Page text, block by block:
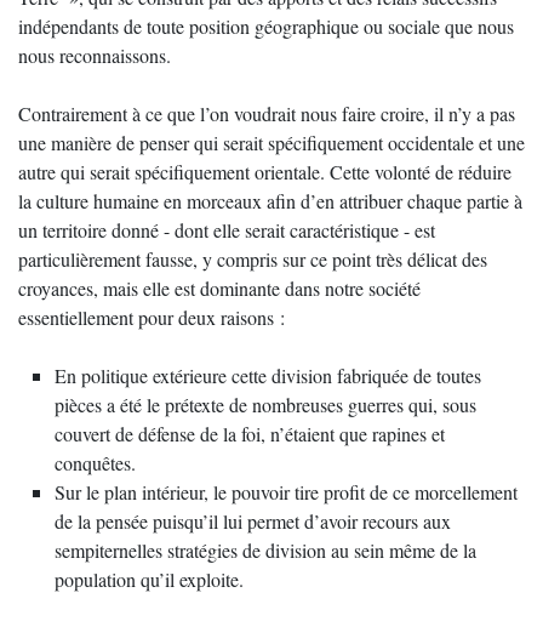
indépendants de toute position géographique ou sociale que nous
nous reconnaissons.
Contrairement à ce que l’on voudrait nous faire croire, il n’y a pas
une manière de penser qui serait spécifiquement occidentale et une
autre qui serait spécifiquement orientale. Cette volonté de réduire
la culture humaine en morceaux afin d’en attribuer chaque partie à
un territoire donné - dont elle serait caractéristique - est
particulièrement fausse, y compris sur ce point très délicat des
croyances, mais elle est dominante dans notre société
essentiellement pour deux raisons :
En politique extérieure cette division fabriquée de toutes
pièces a été le prétexte de nombreuses guerres qui, sous
couvert de défense de la foi, n’étaient que rapines et
conquêtes.
Sur le plan intérieur, le pouvoir tire profit de ce morcellement
de la pensée puisqu’il lui permet d’avoir recours aux
sempiternelles stratégies de division au sein même de la
population qu’il exploite.